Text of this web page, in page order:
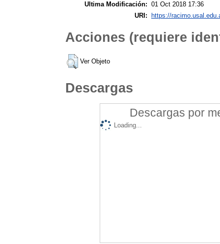
Ultima Modificación: 01 Oct 2018 17:36
URI:
https://
Acciones (requiere
Ver Objeto
Descargas
Descargas por
Loading...